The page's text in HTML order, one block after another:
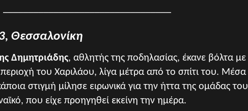
Θεσσαλονίκη
Δημητριάδης, αθλητής της ποδηλασίας, έκανε βόλτα με
του Χαριλάου, λίγα μέτρα από το σπίτι του. Μέσα
στιγμή μίλησε ειρωνικά για την ήττα της ομάδας του
που είχε προηγηθεί εκείνη την ημέρα.